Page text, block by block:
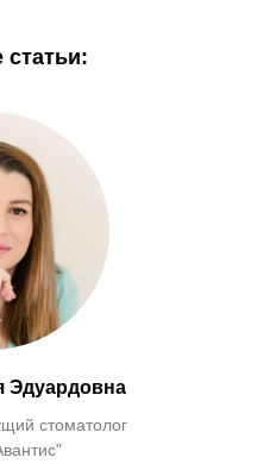
статьи:
Эдуардовна
стоматолог